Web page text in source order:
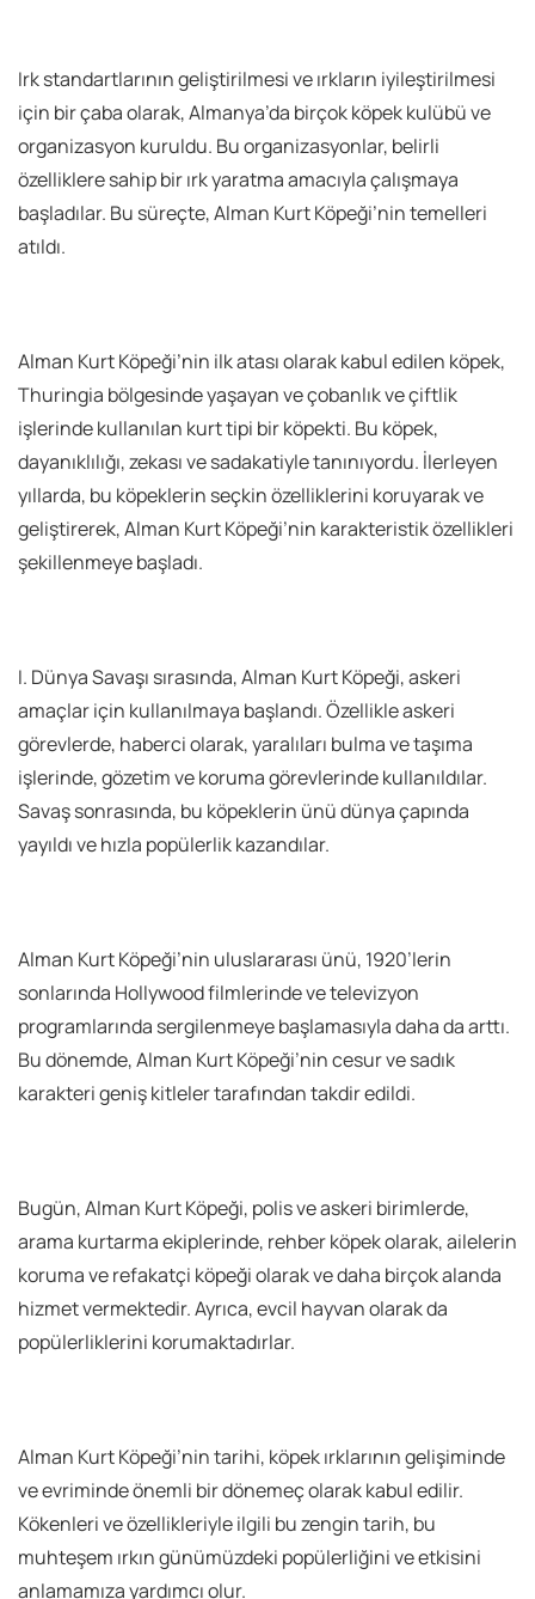
Irk standartlarının geliştirilmesi ve ırkların iyileştirilmesi
için bir çaba olarak, Almanya’da birçok köpek kulübü ve
organizasyon kuruldu. Bu organizasyonlar, belirli
özelliklere sahip bir ırk yaratma amacıyla çalışmaya
başladılar. Bu süreçte, Alman Kurt Köpeği’nin temelleri
atıldı.
Alman Kurt Köpeği’nin ilk atası olarak kabul edilen köpek,
Thuringia bölgesinde yaşayan ve çobanlık ve çiftlik
işlerinde kullanılan kurt tipi bir köpekti. Bu köpek,
dayanıklılığı, zekası ve sadakatiyle tanınıyordu. İlerleyen
yıllarda, bu köpeklerin seçkin özelliklerini koruyarak ve
geliştirerek, Alman Kurt Köpeği’nin karakteristik özellikleri
şekillenmeye başladı.
I. Dünya Savaşı sırasında, Alman Kurt Köpeği, askeri
amaçlar için kullanılmaya başlandı. Özellikle askeri
görevlerde, haberci olarak, yaralıları bulma ve taşıma
işlerinde, gözetim ve koruma görevlerinde kullanıldılar.
Savaş sonrasında, bu köpeklerin ünü dünya çapında
yayıldı ve hızla popülerlik kazandılar.
Alman Kurt Köpeği’nin uluslararası ünü, 1920’lerin
sonlarında Hollywood filmlerinde ve televizyon
programlarında sergilenmeye başlamasıyla daha da arttı.
Bu dönemde, Alman Kurt Köpeği’nin cesur ve sadık
karakteri geniş kitleler tarafından takdir edildi.
Bugün, Alman Kurt Köpeği, polis ve askeri birimlerde,
arama kurtarma ekiplerinde, rehber köpek olarak, ailelerin
koruma ve refakatçi köpeği olarak ve daha birçok alanda
hizmet vermektedir. Ayrıca, evcil hayvan olarak da
popülerliklerini korumaktadırlar.
Alman Kurt Köpeği’nin tarihi, köpek ırklarının gelişiminde
ve evriminde önemli bir dönemeç olarak kabul edilir.
Kökenleri ve özellikleriyle ilgili bu zengin tarih, bu
muhteşem ırkın günümüzdeki popülerliğini ve etkisini
anlamamıza yardımcı olur.